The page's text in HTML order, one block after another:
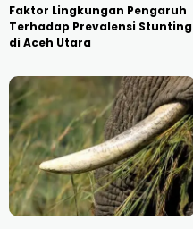
Faktor Lingkungan Pengaruh
Terhadap Prevalensi Stunting
di Aceh Utara